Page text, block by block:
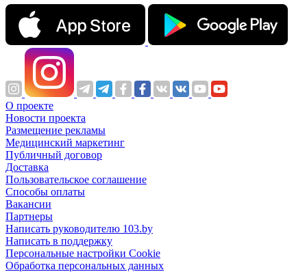
О проекте
Новости проекта
Размещение рекламы
Медицинский маркетинг
Публичный договор
Доставка
Пользовательское соглашение
Способы оплаты
Вакансии
Партнеры
Написать руководителю 103.by
Написать в поддержку
Персональные настройки Cookie
Обработка персональных данных